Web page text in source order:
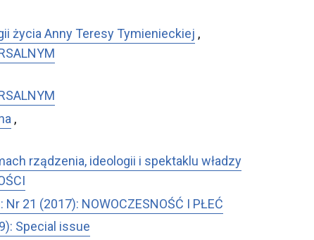
życia Anny Teresy Tymienieckiej ,
,
rządzenia, ideologii i spektaklu władzy
21 (2017): NOWOCZESNOŚĆ I PŁEĆ
Special issue